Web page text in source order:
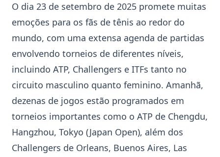
O dia 23 de setembro de 2025 promete muitas
emoções para os fãs de tênis ao redor do
mundo, com uma extensa agenda de partidas
envolvendo torneios de diferentes níveis,
incluindo ATP, Challengers e ITFs tanto no
circuito masculino quanto feminino. Amanhã,
dezenas de jogos estão programados em
torneios importantes como o ATP de Chengdu,
Hangzhou, Tokyo (Japan Open), além dos
Challengers de Orleans, Buenos Aires, Las